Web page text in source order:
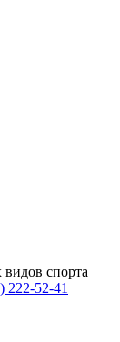
спорта
222-52-41